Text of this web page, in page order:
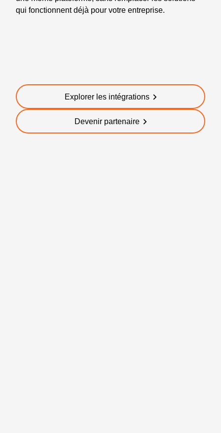
qui fonctionnent déjà pour votre entreprise.
Explorer les intégrations
Devenir partenaire